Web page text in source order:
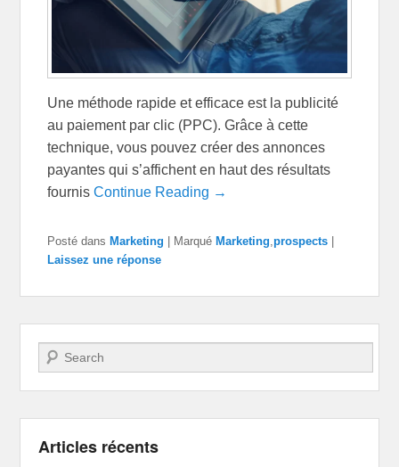
Une méthode rapide et efficace est la publicité
au paiement par clic (PPC). Grâce à cette
technique, vous pouvez créer des annonces
payantes qui s’affichent en haut des résultats
fournisContinue Reading →
Posté dans Marketing | Marqué Marketing ,prospects |
Laissez une réponse
Recherche
Articles récents